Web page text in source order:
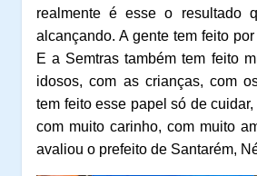
realmente é esse o resultado
alcançando. A gente tem feito
E a Semtras também tem feito
idosos, com as crianças, com
tem feito esse papel só de
com muito carinho, com muito
avaliou o prefeito de Santarém,